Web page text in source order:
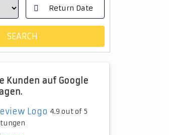
Kunden auf Google
4.9 out of 5